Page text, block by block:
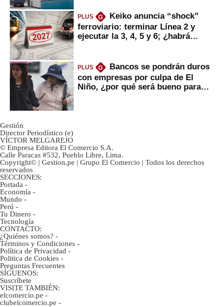
PLUS G
Keiko anuncia “shock”
ferroviario: terminar Línea 2 y
ejecutar la 3, 4, 5 y 6; ¿habrá
PLUS G
Bancos se pondrán duros
con empresas por culpa de El
Niño, ¿por qué será bueno para
Gestión
Director Periodístico (e)
VÍCTOR MELGAREJO
© Empresa Editora El Comercio S.A.
Calle Paracas #532, Pueblo Libre, Lima.
Copyright© | Gestion.pe | Grupo El Comercio | Todos los derechos
reservados
SECCIONES:
Portada -
Economía -
Mundo -
Perú -
Tu Dinero -
Tecnología
CONTACTO:
¿Quiénes somos? -
Términos y Condiciones -
Política de Privacidad -
Politica de Cookies -
Preguntas Frecuentes
SÍGUENOS:
Suscríbete
VISITE TAMBIÉN:
elcomercio.pe -
clubelcomercio.pe -